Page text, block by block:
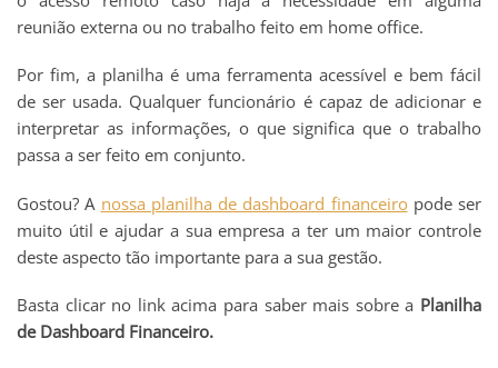
reunião externa ou no trabalho feito em home office.
Por fim, a planilha é uma ferramenta acessível e bem fácil
de ser usada. Qualquer funcionário é capaz de adicionar e
interpretar as informações, o que significa que o trabalho
passa a ser feito em conjunto.
Gostou? A nossa planilha de dashboard financeiropode ser
muito útil e ajudar a sua empresa a ter um maior controle
deste aspecto tão importante para a sua gestão.
Basta clicar no link acima para saber mais sobre a Planilha
de Dashboard Financeiro.